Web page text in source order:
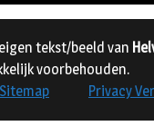
tekst/beeld van
voorbehouden.
Sitemap Privacy